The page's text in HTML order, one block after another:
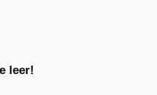
leer!